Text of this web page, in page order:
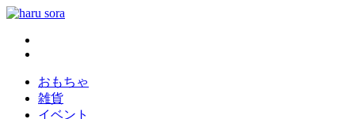
コ
haru sora
新しいharusoraもよろしくおねがいします
おもちゃ
雑貨
イベント